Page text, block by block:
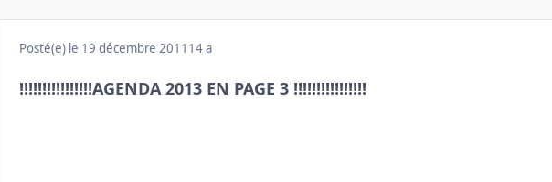
Posté(e) le 19 décembre 2011 14 a
!!!!!!!!!!!!!!!!AGENDA 2013 EN PAGE 3 !!!!!!!!!!!!!!!!